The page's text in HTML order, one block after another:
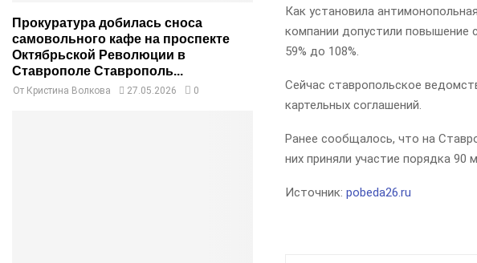
Как установила
компании допустили повышение
59% до 108%.
Сейчас ставропольское
картельных соглашений.
Ранее сообщалось, что на
них приняли участие порядка 90
Источник: pobeda26.ru
Прокуратура добилась сноса
самовольного кафе на проспекте
Октябрьской Революции в
Ставрополе Ставрополь...
От Кристина Волкова 27.05.2026 0